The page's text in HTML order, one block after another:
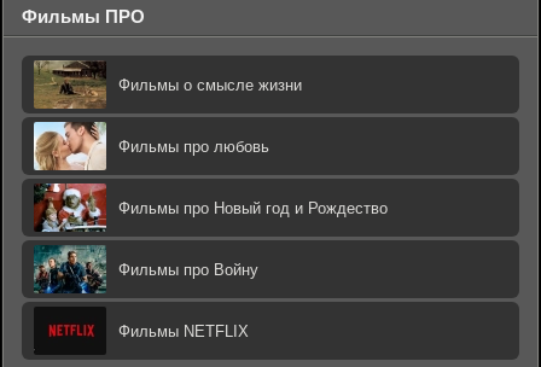
Фильмы ПРО
Фильмы о смысле жизни
Фильмы про любовь
Фильмы про Новый год и Рождество
Фильмы про Войну
Фильмы NETFLIX